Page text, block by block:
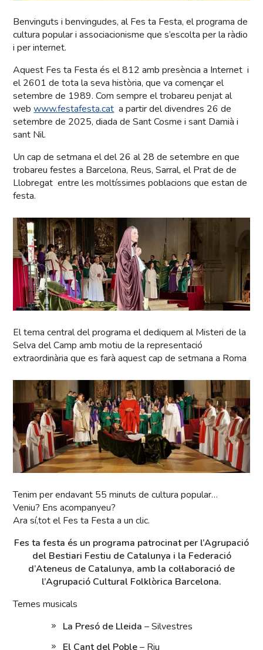
Benvinguts i benvingudes, al Fes ta Festa, el programa de
cultura popular i associacionisme que s’escolta per la ràdio
i per internet.
Aquest Fes ta Festa és el 812 amb presència a Internet i
el 2601 de tota la seva història, que va començar el
setembre de 1989. Com sempre el trobareu penjat al
webwww.festafesta.cat a partir del divendres 26 de
setembre de 2025, diada de Sant Cosme i sant Damià i
sant Nil.
Un cap de setmana el del 26 al 28 de setembre en que
trobareu festes a Barcelona, Reus, Sarral, el Prat de de
Llobregat entre les moltíssimes poblacions que estan de
festa.
El tema central del programa el dediquem al Misteri de la
Selva del Camp amb motiu de la representació
extraordinària que es farà aquest cap de setmana a Roma
Tenim per endavant 55 minuts de cultura popular…
Veniu? Ens acompanyeu?
Ara sí,tot el Fes ta Festa a un clic.
Fes ta festa és un programa patrocinat per l’Agrupació
del Bestiari Festiu de Catalunya i la Federació
d’Ateneus de Catalunya, amb la col·laboració de
l’Agrupació Cultural Folklòrica Barcelona.
Temes musicals
La Presó de Lleida – Silvestres
El Cant del Poble– Riu